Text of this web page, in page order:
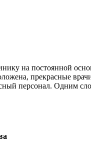
на постоянной
прекрасные
персонал. Одним